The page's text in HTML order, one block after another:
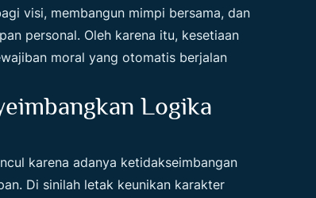
visi, membangun mimpi bersama, dan
personal. Oleh karena itu, kesetiaan
moral yang otomatis berjalan
Logika
karena adanya ketidakseimbangan
Di sinilah letak keunikan karakter